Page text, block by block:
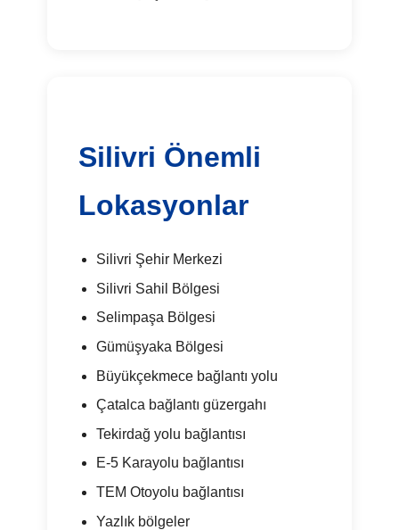
Silivri Önemli
Lokasyonlar
Silivri Şehir Merkezi
Silivri Sahil Bölgesi
Selimpaşa Bölgesi
Gümüşyaka Bölgesi
Büyükçekmece bağlantı yolu
Çatalca bağlantı güzergahı
Tekirdağ yolu bağlantısı
E-5 Karayolu bağlantısı
TEM Otoyolu bağlantısı
Yazlık bölgeler